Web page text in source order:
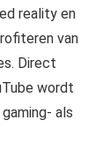
reality en
van
Direct
wordt
als